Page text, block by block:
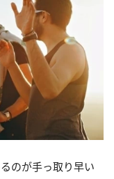
のが手っ取り早い